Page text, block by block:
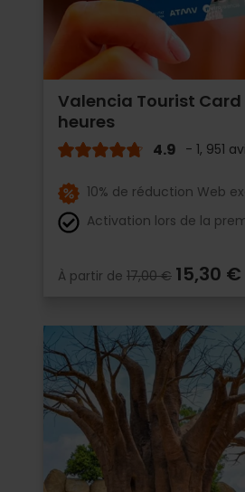
Valencia Tourist Card
heures
4.9 - 1, 951
10% de réduction Web
Activation lors de la
À partir de 17,00 € 15,30 €